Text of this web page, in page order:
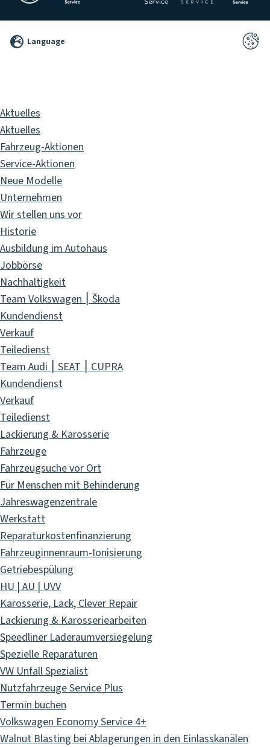
2026 Language
Aktuelles
Aktuelles
Fahrzeug-Aktionen
Service-Aktionen
Neue Modelle
Unternehmen
Wir stellen uns vor
Historie
Ausbildung im Autohaus
Jobbörse
Nachhaltigkeit
Team Volkswagen ⎮ Škoda
Kundendienst
Verkauf
Teiledienst
Team Audi ⎮ SEAT ⎮ CUPRA
Kundendienst
Verkauf
Teiledienst
Lackierung & Karosserie
Fahrzeuge
Fahrzeugsuche vor Ort
Für Menschen mit Behinderung
Jahreswagenzentrale
Werkstatt
Reparaturkostenfinanzierung
Fahrzeuginnenraum-Ionisierung
Getriebespülung
HU | AU | UVV
Karosserie, Lack, Clever Repair
Lackierung & Karosseriearbeiten
Speedliner Laderaumversiegelung
Spezielle Reparaturen
VW Unfall Spezialist
Nutzfahrzeuge Service Plus
Termin buchen
Volkswagen Economy Service 4+
Walnut Blasting bei Ablagerungen in den Einlasskanälen